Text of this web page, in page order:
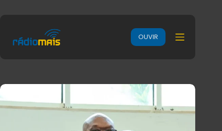
OUVIR